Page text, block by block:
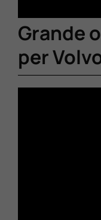
Grande
per